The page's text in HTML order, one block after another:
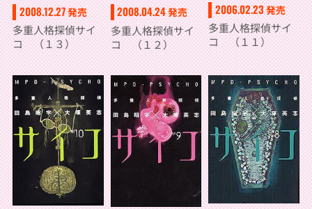
2008.12.27発売
多重人格探偵サイ
コ （１３）
2008.04.24発売
多重人格探偵サイ
コ （１２）
2006.02.23 発売
多重人格探偵サイ
コ （１１）